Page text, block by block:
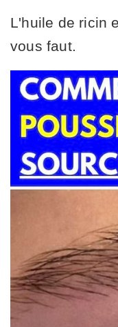
L'huile de ricin
vous faut.